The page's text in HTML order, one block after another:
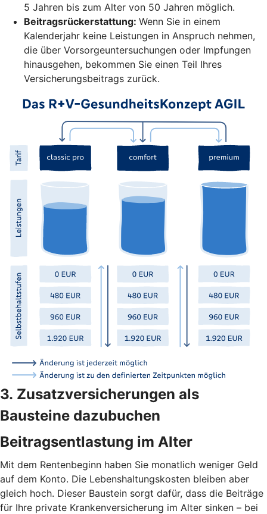
5 Jahren bis zum Alter von 50 Jahren möglich.
Beitragsrückerstattung: Wenn Sie in einem
Kalenderjahr keine Leistungen in Anspruch nehmen,
die über Vorsorgeuntersuchungen oder Impfungen
hinausgehen, bekommen Sie einen Teil Ihres
Versicherungsbeitrags zurück.
3. Zusatzversicherungen als
Bausteine dazubuchen
Beitragsentlastung im Alter
Mit dem Rentenbeginn haben Sie monatlich weniger Geld
auf dem Konto. Die Lebenshaltungskosten bleiben aber
gleich hoch. Dieser Baustein sorgt dafür, dass die Beiträge
für Ihre private Krankenversicherung im Alter sinken – bei